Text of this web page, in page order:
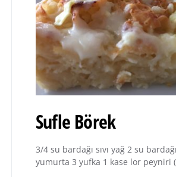
Sufle Börek
3/4 su bardağı sıvı yağ 2 su
yumurta 3 yufka 1 kase lor peyniri